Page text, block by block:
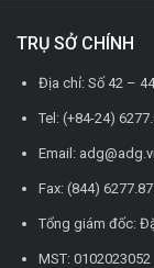
TRỤ SỞ CHÍNH
Địa chỉ: Số 42 –
Tel: (+84-24)
Email:
Fax: (844)
Tổng giám đốc:
MST: 0102023052